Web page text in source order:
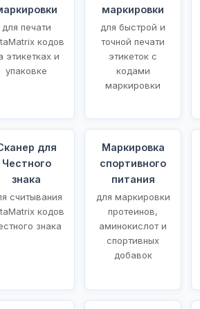
для печати
кодов
этикетках и
упаковке
маркировки
для быстрой и
точной печати
этикеток с
кодами
маркировки
для
Честного
знака
считывания
кодов
знака
Маркировка
спортивного
питания
для маркировки
протеинов,
аминокислот и
спортивных
добавок